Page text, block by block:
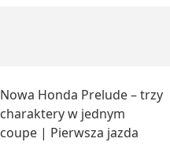
Nowa Honda Prelude – trzy
charaktery w jednym
coupe | Pierwsza jazda